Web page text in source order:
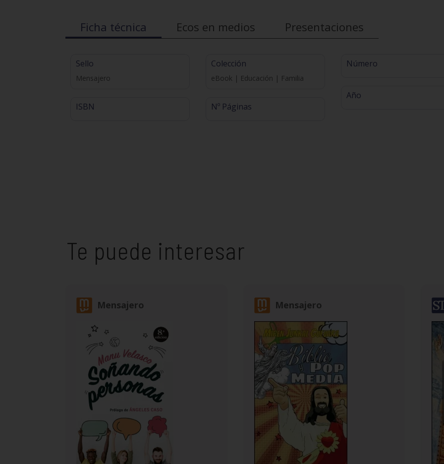
Ficha técnica Ecos en medios Presentaciones
Sello
Mensajero
ISBN
Colección
eBook | Educación | Familia
Nº Páginas
Número
Año
Te puede interesar
Mensajero Mensajero